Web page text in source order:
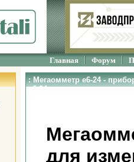
Главная Форум
: Мегаомметр е6-24 -
е6-24
для